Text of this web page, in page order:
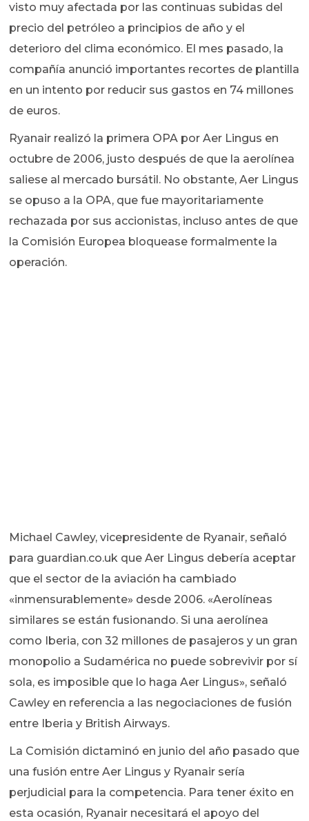
visto muy afectada por las continuas subidas del
precio del petróleo a principios de año y el
deterioro del clima económico. El mes pasado, la
compañía anunció importantes recortes de plantilla
en un intento por reducir sus gastos en 74 millones
de euros.
Ryanair realizó la primera OPA por Aer Lingus en
octubre de 2006, justo después de que la aerolínea
saliese al mercado bursátil. No obstante, Aer Lingus
se opuso a la OPA, que fue mayoritariamente
rechazada por sus accionistas, incluso antes de que
la Comisión Europea bloquease formalmente la
operación.
Michael Cawley, vicepresidente de Ryanair, señaló
para guardian.co.uk que Aer Lingus debería aceptar
que el sector de la aviación ha cambiado
«inmensurablemente» desde 2006. «Aerolíneas
similares se están fusionando. Si una aerolínea
como Iberia, con 32 millones de pasajeros y un gran
monopolio a Sudamérica no puede sobrevivir por sí
sola, es imposible que lo haga Aer Lingus», señaló
Cawley en referencia a las negociaciones de fusión
entre Iberia y British Airways.
La Comisión dictaminó en junio del año pasado que
una fusión entre Aer Lingus y Ryanair sería
perjudicial para la competencia. Para tener éxito en
esta ocasión, Ryanair necesitará el apoyo del